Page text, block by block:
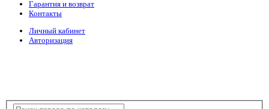
Гарантия и возврат
Контакты
Личный кабинет
Авторизация